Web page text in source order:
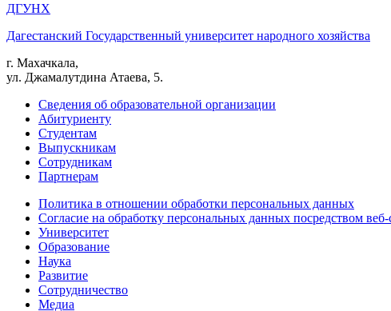
ДГУНХ
Дагестанский Государственный университет народного хозяйства
г. Махачкала,
ул. Джамалутдина Атаева, 5.
Сведения об образовательной организации
Абитуриенту
Студентам
Выпускникам
Сотрудникам
Партнерам
Политика в отношении обработки персональных данных
Согласие на обработку персональных данных посредством
Университет
Образование
Наука
Развитие
Сотрудничество
Медиа